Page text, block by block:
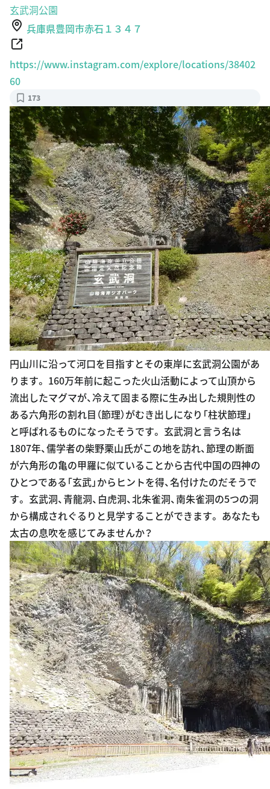
玄武洞公園
兵庫県豊岡市赤石１３４７
https://www.instagram.com/explore/locations/38402
60
173
円山川に沿って河口を目指すとその東岸に玄武洞公園があ
ります。 160万年前に起こった火山活動によって山頂から
流出したマグマが、冷えて固まる際に生み出した規則性の
ある六角形の割れ目（節理）がむき出しになり「柱状節理」
と呼ばれるものになったそうです。 玄武洞と言う名は
1807年、儒学者の柴野栗山氏がこの地を訪れ、節理の断面
が六角形の亀の甲羅に似ていることから古代中国の四神の
ひとつである「玄武」からヒントを得、名付けたのだそうで
す。 玄武洞、青龍洞、白虎洞、北朱雀洞、南朱雀洞の5つの洞
から構成されぐるりと見学することができます。 あなたも
太古の息吹を感じてみませんか？